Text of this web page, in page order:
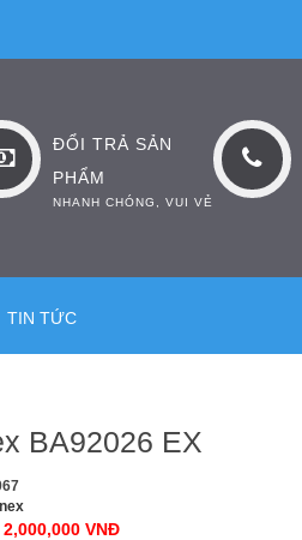
ĐỔI TRẢ SẢN
PHẨM
NHANH CHÓNG, VUI VẺ
TIN TỨC
BA92026 EX
2,000,000 VNĐ